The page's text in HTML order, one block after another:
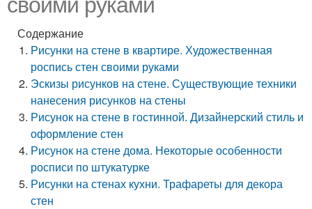
Содержание
Рисунки на стене в квартире. Художественная
роспись стен своими руками
Эскизы рисунков на стене. Существующие техники
нанесения рисунков на стены
Рисунок на стене в гостинной. Дизайнерский стиль и
оформление стен
Рисунок на стене дома. Некоторые особенности
росписи по штукатурке
Рисунки на стенах кухни. Трафареты для декора
стен